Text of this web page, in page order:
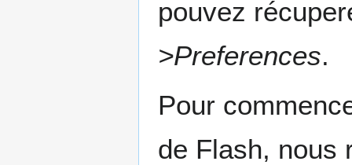
pouvez
>Preferences.
Pour
de Flash, nous